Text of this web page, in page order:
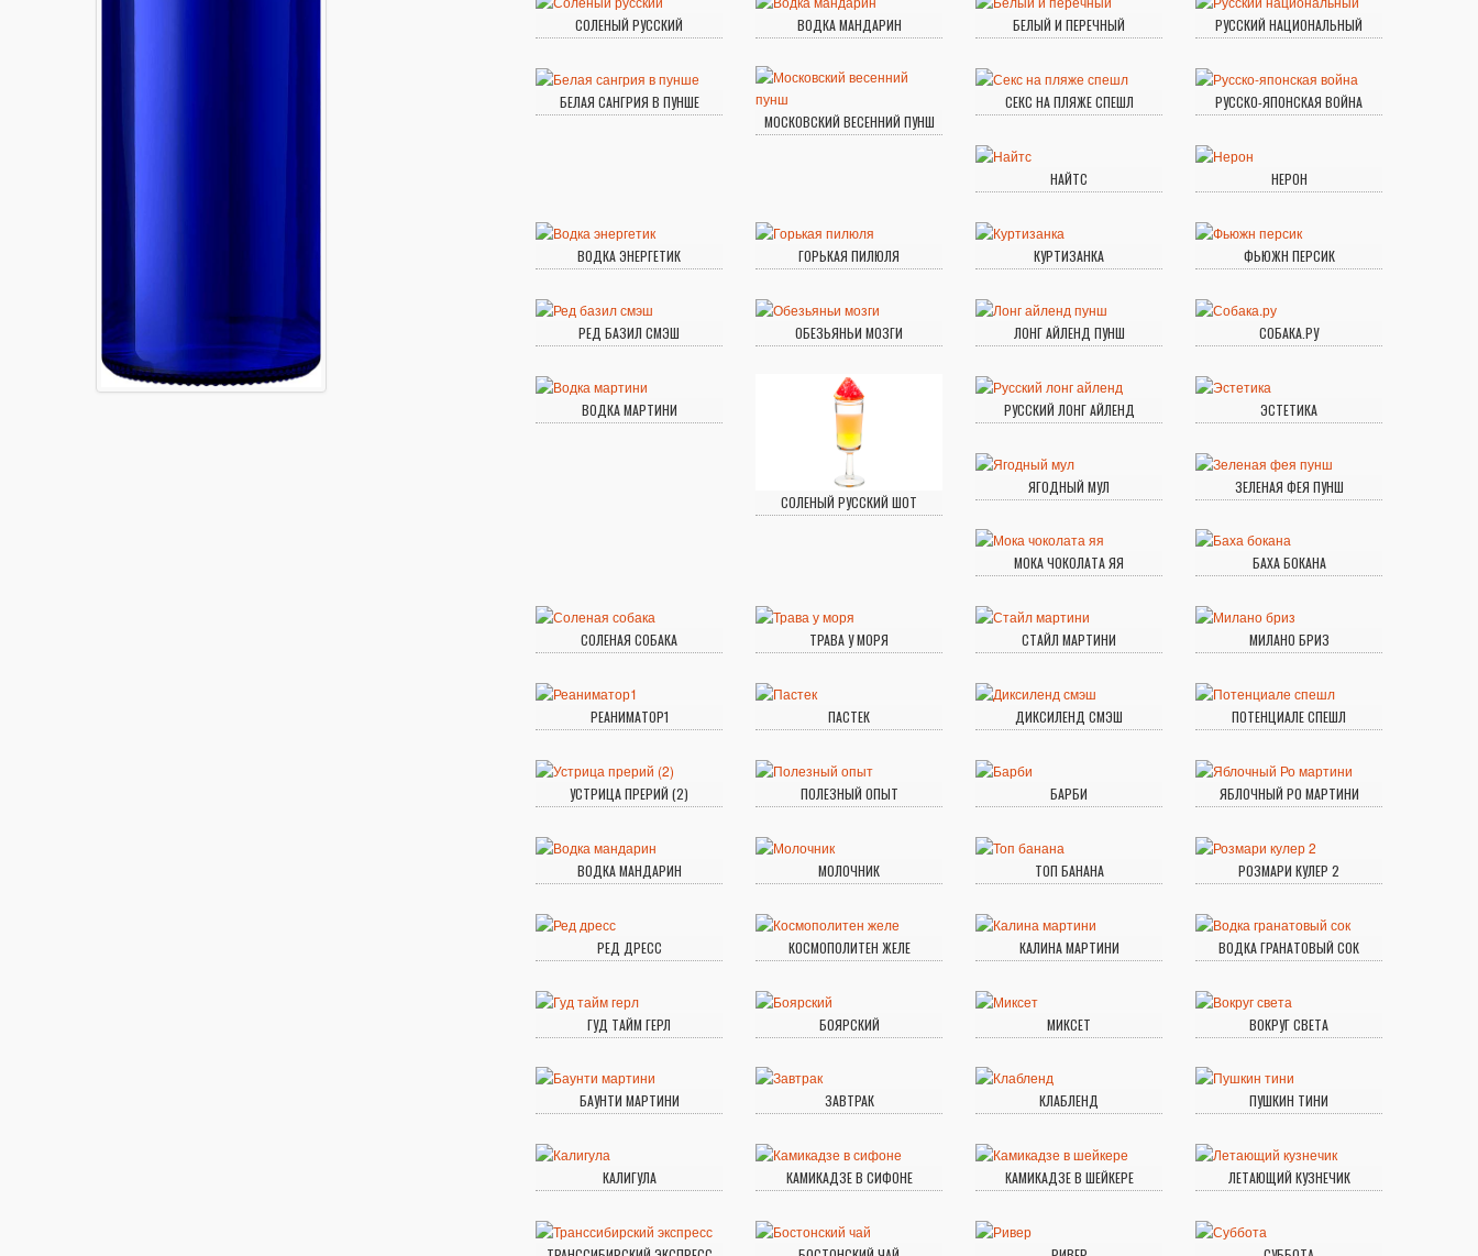
СОЛЕНЫЙ РУССКИЙ ВОДКА МАНДАРИН БЕЛЫЙ И ПЕРЕЧНЫЙ РУССКИЙ НАЦИОНАЛЬНЫЙ
БЕЛАЯ САНГРИЯ В ПУНШЕ
МОСКОВСКИЙ ВЕСЕННИЙ ПУНШ
СЕКС НА ПЛЯЖЕ СПЕШЛ РУССКО-ЯПОНСКАЯ ВОЙНА
НАЙТС НЕРОН
ВОДКА ЭНЕРГЕТИК ГОРЬКАЯ ПИЛЮЛЯ КУРТИЗАНКА ФЬЮЖН ПЕРСИК
РЕД БАЗИЛ СМЭШ ОБЕЗЬЯНЬИ МОЗГИ ЛОНГ АЙЛЕНД ПУНШ СОБАКА.РУ
ВОДКА МАРТИНИ
СОЛЕНЫЙ РУССКИЙ ШОТ
РУССКИЙ ЛОНГ АЙЛЕНД ЭСТЕТИКА
ЯГОДНЫЙ МУЛ ЗЕЛЕНАЯ ФЕЯ ПУНШ
МОКА ЧОКОЛАТА ЯЯ БАХА БОКАНА
СОЛЕНАЯ СОБАКА ТРАВА У МОРЯ СТАЙЛ МАРТИНИ МИЛАНО БРИЗ
РЕАНИМАТОР1 ПАСТЕК ДИКСИЛЕНД СМЭШ ПОТЕНЦИАЛЕ СПЕШЛ
УСТРИЦА ПРЕРИЙ (2) ПОЛЕЗНЫЙ ОПЫТ БАРБИ ЯБЛОЧНЫЙ РО МАРТИНИ
ВОДКА МАНДАРИН МОЛОЧНИК ТОП БАНАНА РОЗМАРИ КУЛЕР 2
РЕД ДРЕСС КОСМОПОЛИТЕН ЖЕЛЕ КАЛИНА МАРТИНИ ВОДКА ГРАНАТОВЫЙ СОК
ГУД ТАЙМ ГЕРЛ БОЯРСКИЙ МИКСЕТ ВОКРУГ СВЕТА
БАУНТИ МАРТИНИ ЗАВТРАК КЛАБЛЕНД ПУШКИН ТИНИ
КАЛИГУЛА КАМИКАДЗЕ В СИФОНЕ КАМИКАДЗЕ В ШЕЙКЕРЕ ЛЕТАЮЩИЙ КУЗНЕЧИК